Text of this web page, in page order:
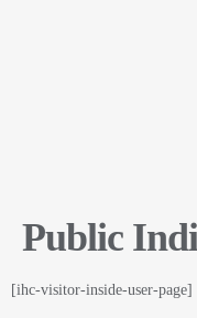
Public
[ihc-visitor-inside-user-page]